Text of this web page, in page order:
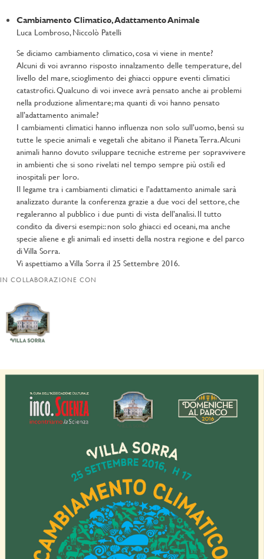
Cambiamento Climatico, Adattamento Animale
Luca Lombroso, Niccolò Patelli
Se diciamo cambiamento climatico, cosa vi viene in mente?
Alcuni di voi avranno risposto innalzamento delle temperature, del
livello del mare, scioglimento dei ghiacci oppure eventi climatici
catastrofici. Qualcuno di voi invece avrà pensato anche ai problemi
nella produzione alimentare; ma quanti di voi hanno pensato
all’adattamento animale?
I cambiamenti climatici hanno influenza non solo sull’uomo, bensì su
tutte le specie animali e vegetali che abitano il Pianeta Terra. Alcuni
animali hanno dovuto sviluppare tecniche estreme per sopravvivere
in ambienti che si sono rivelati nel tempo sempre più ostili ed
inospitali per loro.
Il legame tra i cambiamenti climatici e l’adattamento animale sarà
analizzato durante la conferenza grazie a due voci del settore, che
regaleranno al pubblico i due punti di vista dell’analisi. Il tutto
condito da diversi esempi:: non solo ghiacci ed oceani, ma anche
specie aliene e gli animali ed insetti della nostra regione e del parco
di Villa Sorra.
Vi aspettiamo a Villa Sorra il 25 Settembre 2016.
IN COLLABORAZIONE CON